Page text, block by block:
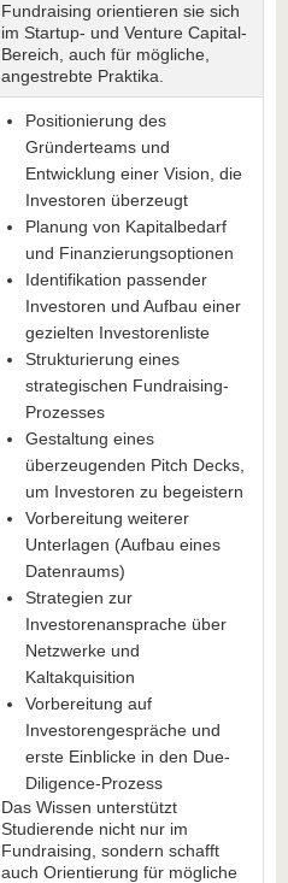
Fundraising orientieren sie sich
im Startup- und Venture Capital-
Bereich, auch für mögliche,
angestrebte Praktika.
Positionierung des
Gründerteams und
Entwicklung einer Vision, die
Investoren überzeugt
Planung von Kapitalbedarf
und Finanzierungsoptionen
Identifikation passender
Investoren und Aufbau einer
gezielten Investorenliste
Strukturierung eines
strategischen Fundraising-
Prozesses
Gestaltung eines
überzeugenden Pitch Decks,
um Investoren zu begeistern
Vorbereitung weiterer
Unterlagen (Aufbau eines
Datenraums)
Strategien zur
Investorenansprache über
Netzwerke und
Kaltakquisition
Vorbereitung auf
Investorengespräche und
erste Einblicke in den Due-
Diligence-Prozess
Das Wissen unterstützt
Studierende nicht nur im
Fundraising, sondern schafft
auch Orientierung für mögliche